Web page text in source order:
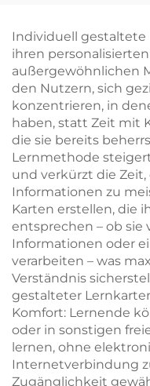
Individuell
ihren
außergewöhnlichen
den Nutzern, sich
konzentrieren, in
haben, statt Zeit mit
die sie bereits
Lernmethode
und verkürzt die
Informationen zu
Karten erstellen, die
entsprechen – ob sie
Informationen oder
verarbeiten – was
Verständnis
gestalteter
Komfort: Lernende
oder in sonstigen
lernen, ohne
Internetverbindung
Zugänglichkeit